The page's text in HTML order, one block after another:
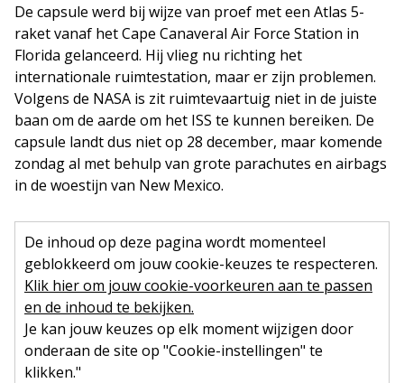
De capsule werd bij wijze van proef met een Atlas 5-
raket vanaf het Cape Canaveral Air Force Station in
Florida gelanceerd. Hij vlieg nu richting het
internationale ruimtestation, maar er zijn problemen.
Volgens de NASA is zit ruimtevaartuig niet in de juiste
baan om de aarde om het ISS te kunnen bereiken. De
capsule landt dus niet op 28 december, maar komende
zondag al met behulp van grote parachutes en airbags
in de woestijn van New Mexico.
De inhoud op deze pagina wordt momenteel
geblokkeerd om jouw cookie-keuzes te respecteren.
Klik hier om jouw cookie-voorkeuren aan te passen
en de inhoud te bekijken.
Je kan jouw keuzes op elk moment wijzigen door
onderaan de site op "Cookie-instellingen" te
klikken."